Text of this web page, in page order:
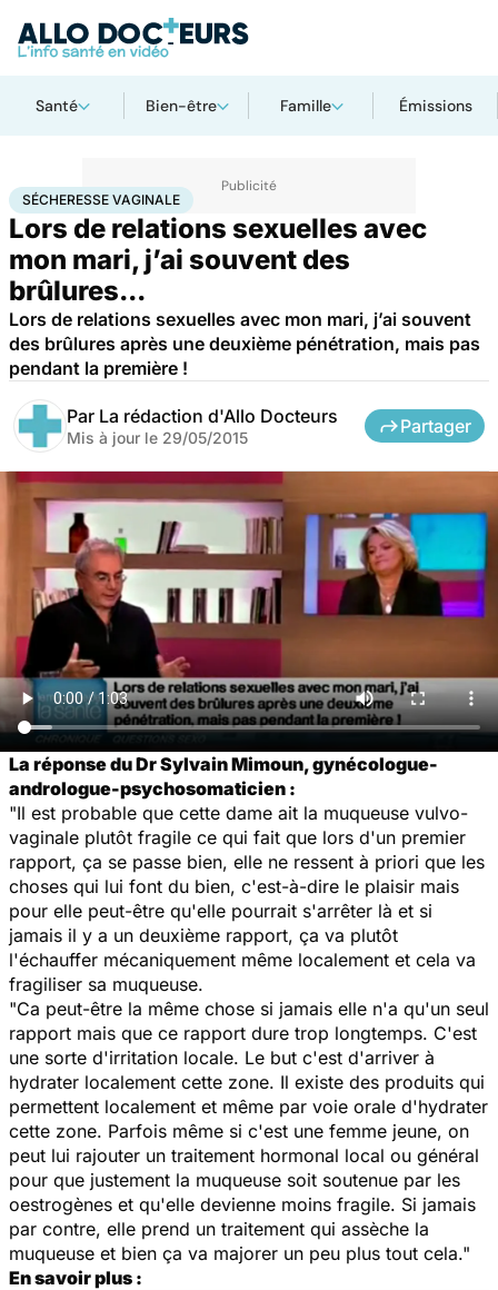
Santé Bien-être Famille Émissions
AccueilSantéSécheresse vaginale
SÉCHERESSE VAGINALE
Lors de relations sexuelles avec
mon mari, j’ai souvent des
brûlures...
Lors de relations sexuelles avec mon mari, j’ai souvent
des brûlures après une deuxième pénétration, mais pas
pendant la première !
Par La rédaction d'Allo Docteurs
Mis à jour le 29/05/2015
Partager
La réponse du Dr Sylvain Mimoun, gynécologue-
andrologue-psychosomaticien :
"Il est probable que cette dame ait la muqueuse vulvo-
vaginale plutôt fragile ce qui fait que lors d'un premier
rapport, ça se passe bien, elle ne ressent à priori que les
choses qui lui font du bien, c'est-à-dire le plaisir mais
pour elle peut-être qu'elle pourrait s'arrêter là et si
jamais il y a un deuxième rapport, ça va plutôt
l'échauffer mécaniquement même localement et cela va
fragiliser sa muqueuse.
"Ca peut-être la même chose si jamais elle n'a qu'un seul
rapport mais que ce rapport dure trop longtemps. C'est
une sorte d'irritation locale. Le but c'est d'arriver à
hydrater localement cette zone. Il existe des produits qui
permettent localement et même par voie orale d'hydrater
cette zone. Parfois même si c'est une femme jeune, on
peut lui rajouter un traitement hormonal local ou général
pour que justement la muqueuse soit soutenue par les
oestrogènes et qu'elle devienne moins fragile. Si jamais
par contre, elle prend un traitement qui assèche la
muqueuse et bien ça va majorer un peu plus tout cela."
En savoir plus :